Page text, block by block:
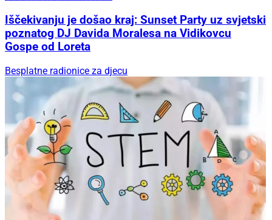
Iščekivanju je došao kraj: Sunset Party uz svjetski
poznatog DJ Davida Moralesa na Vidikovcu
Gospe od Loreta
Besplatne radionice za djecu